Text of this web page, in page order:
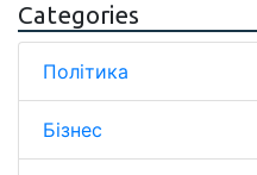
Categories
Політика
Бізнес